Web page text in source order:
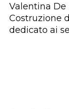
Valentina De
Costruzione
dedicato ai